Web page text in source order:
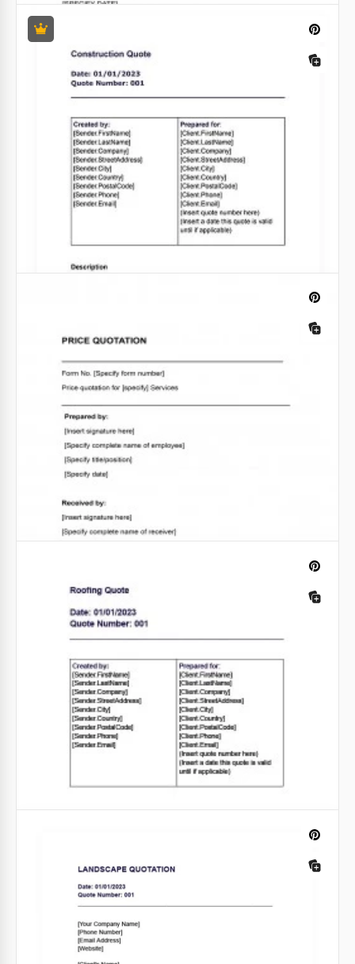
Cotação de preços de contraste.
Faça uma impressão impactante no mundo das
negociações empresariais com nosso marcante
modelo Contrast Price Quotation.
Google Sheets
Orçamento de Catering
Você fornece suas instalações para festas
Orçamento de Catering tem tudo o que você
Orçamento de Construção
um formulário de Orçamento de Construção
incompleto? Esta nuance será coisa do passado com
nosso modelo gratuito de Orçamento de
Google Docs
Cotação de preço
Você vende mercadorias no atacado ou no varejo
para diversas empresas, ou trabalha com
tempo ou dinheiro para emitir um Orçamento de